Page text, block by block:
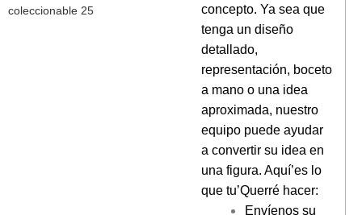
concepto. Ya sea que
tenga un diseño
detallado,
representación, boceto
a mano o una idea
aproximada, nuestro
equipo puede ayudar
a convertir su idea en
una figura. Aquí’es lo
que tu’Querré hacer:
Envíenos su